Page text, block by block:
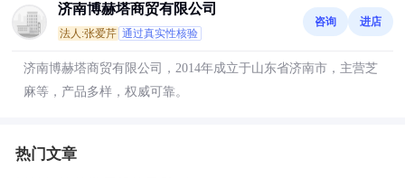
济南博赫塔商贸有限公司
法人:张爱芹 通过真实性核验
咨询 进店
济南博赫塔商贸有限公司，2014年成立于山东省济南市，主营芝
麻等，产品多样，权威可靠。
热门文章